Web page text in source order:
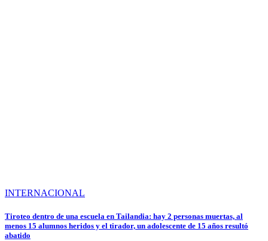
INTERNACIONAL
Tiroteo dentro de una escuela en Tailandia: hay 2 personas muertas, al
menos 15 alumnos heridos y el tirador, un adolescente de 15 años resultó
abatido